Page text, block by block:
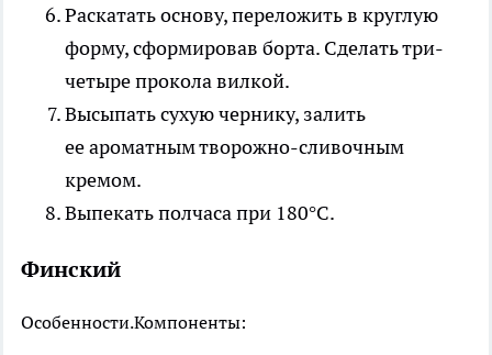
Раскатать основу, переложить в круглую
форму, сформировав борта. Сделать три-
четыре прокола вилкой.
Высыпать сухую чернику, залить
ее ароматным творожно-сливочным
кремом.
Выпекать полчаса при 180°С.
Финский
Особенности.Компоненты: